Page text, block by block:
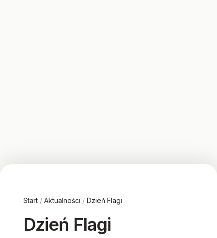
Start / Aktualności / Dzień Flagi
Dzień Flagi